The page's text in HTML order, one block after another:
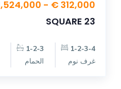
312,000 € - 1,524,000 €
23 SQUARE
1-2-3-4
غرف نوم
1-2-3
الحمام